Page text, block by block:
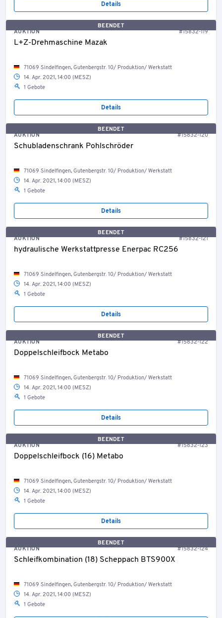
Details
BEENDET
AUKTION
#15832-119
L+Z-Drehmaschine Mazak
71069 Sindelfingen, Gutenbergstr. 10/ Produktion/ Werkstatt
14. Apr. 2021, 14:00 (MESZ)
1 Gebote
Details
BEENDET
AUKTION
#15832-120
Schubladenschrank Pohlschröder
71069 Sindelfingen, Gutenbergstr. 10/ Produktion/ Werkstatt
14. Apr. 2021, 14:00 (MESZ)
1 Gebote
Details
BEENDET
AUKTION
#15832-121
hydraulische Werkstattpresse Enerpac RC256
71069 Sindelfingen, Gutenbergstr. 10/ Produktion/ Werkstatt
14. Apr. 2021, 14:00 (MESZ)
1 Gebote
Details
BEENDET
AUKTION
#15832-122
Doppelschleifbock Metabo
71069 Sindelfingen, Gutenbergstr. 10/ Produktion/ Werkstatt
14. Apr. 2021, 14:00 (MESZ)
1 Gebote
Details
BEENDET
AUKTION
#15832-123
Doppelschleifbock (16) Metabo
71069 Sindelfingen, Gutenbergstr. 10/ Produktion/ Werkstatt
14. Apr. 2021, 14:00 (MESZ)
1 Gebote
Details
BEENDET
AUKTION
#15832-124
Schleifkombination (18) Scheppach BTS900X
71069 Sindelfingen, Gutenbergstr. 10/ Produktion/ Werkstatt
14. Apr. 2021, 14:00 (MESZ)
1 Gebote